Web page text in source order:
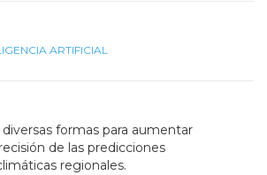
ARTIFICIAL
formas para aumentar
de las predicciones
regionales.